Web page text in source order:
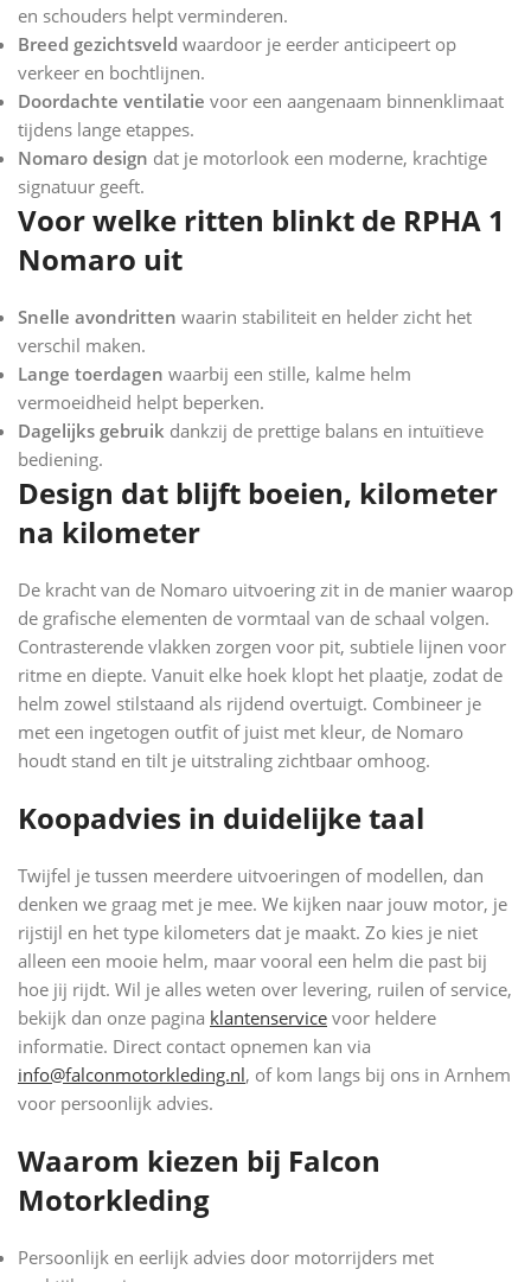
en schouders helpt verminderen.
Breed gezichtsveld waardoor je eerder anticipeert op
verkeer en bochtlijnen.
Doordachte ventilatie voor een aangenaam binnenklimaat
tijdens lange etappes.
Nomaro design dat je motorlook een moderne, krachtige
signatuur geeft.
Voor welke ritten blinkt de RPHA 1
Nomaro uit
Snelle avondritten waarin stabiliteit en helder zicht het
verschil maken.
Lange toerdagen waarbij een stille, kalme helm
vermoeidheid helpt beperken.
Dagelijks gebruik dankzij de prettige balans en intuïtieve
bediening.
Design dat blijft boeien, kilometer
na kilometer
De kracht van de Nomaro uitvoering zit in de manier waarop
de grafische elementen de vormtaal van de schaal volgen.
Contrasterende vlakken zorgen voor pit, subtiele lijnen voor
ritme en diepte. Vanuit elke hoek klopt het plaatje, zodat de
helm zowel stilstaand als rijdend overtuigt. Combineer je
met een ingetogen outfit of juist met kleur, de Nomaro
houdt stand en tilt je uitstraling zichtbaar omhoog.
Koopadvies in duidelijke taal
Twijfel je tussen meerdere uitvoeringen of modellen, dan
denken we graag met je mee. We kijken naar jouw motor, je
rijstijl en het type kilometers dat je maakt. Zo kies je niet
alleen een mooie helm, maar vooral een helm die past bij
hoe jij rijdt. Wil je alles weten over levering, ruilen of service,
bekijk dan onze pagina klantenservice voor heldere
informatie. Direct contact opnemen kan via
info@falconmotorkleding.nl, of kom langs bij ons in Arnhem
voor persoonlijk advies.
Waarom kiezen bij Falcon
Motorkleding
Persoonlijk en eerlijk advies door motorrijders met